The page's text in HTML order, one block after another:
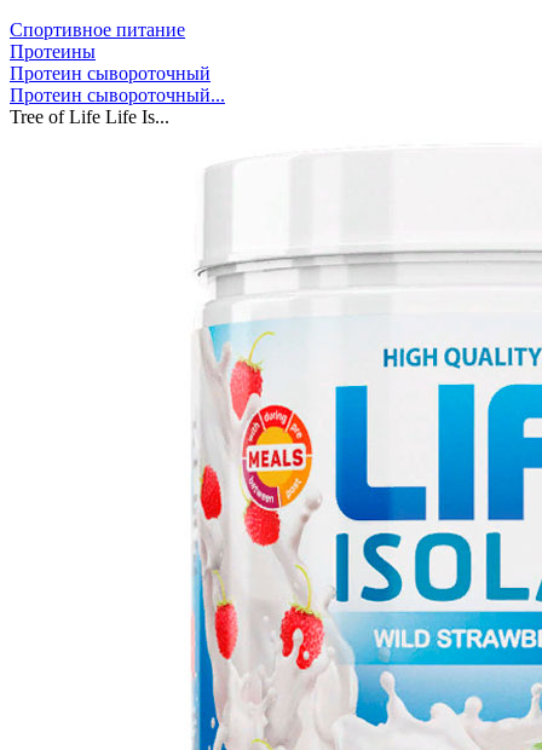
Спортивное питание
Протеины
Протеин сывороточный
Протеин сывороточный...
Tree of Life Life Is...